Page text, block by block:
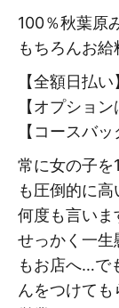
100％秋葉原
もちろんお給
【全額日払い
【オプショ
【コースバ
常に女の子を
も圧倒的に高
何度も言いま
せっかく一生
もお店へ…で
んをつけて